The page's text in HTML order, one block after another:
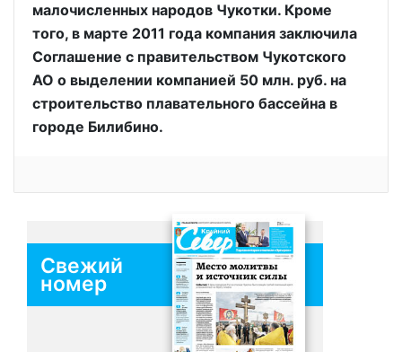
малочисленных народов Чукотки. Кроме
того, в марте 2011 года компания заключила
Соглашение с правительством Чукотского
АО о выделении компанией 50 млн. руб. на
строительство плавательного бассейна в
городе Билибино.
Свежий
номер